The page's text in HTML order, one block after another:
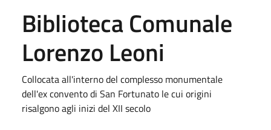
Biblioteca Comunale
Lorenzo Leoni
Collocata all'interno del complesso monumentale
dell'ex convento di San Fortunato le cui origini
risalgono agli inizi del XII secolo